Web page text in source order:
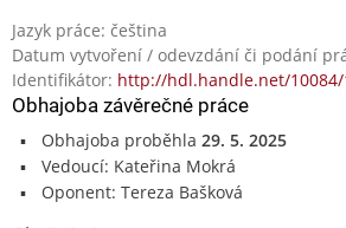
Jazyk práce: čeština
Datum vytvoření / odevzdání či podání
Identifikátor: http://hdl.handle.net/10084/
Obhajoba závěrečné práce
Obhajoba proběhla 29. 5. 2025
Vedoucí: Kateřina Mokrá
Oponent: Tereza Bašková